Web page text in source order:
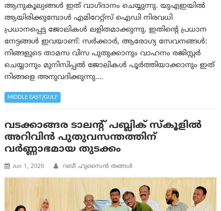
ആനുകൂല്യങ്ങൾ ഇത് വാഗ്ദാനം ചെയ്യുന്നു. യുഎഇയിൽ
ആയിരിക്കുമ്പോൾ എമിറേറ്റ്സ് ഐഡി നിരവധി
പ്രധാനപ്പെട്ട ജോലികൾ ലളിതമാക്കുന്നു. ഇതിന്റെ പ്രധാന
നേട്ടങ്ങൾ ഇവയാണ്: സർക്കാർ, ആരോഗ്യ സേവനങ്ങൾ:
നിങ്ങളുടെ താമസ വിസ പുതുക്കാനും വാഹനം രജിസ്റ്റർ
ചെയ്യാനും മുനിസിപ്പൽ ജോലികൾ പൂർത്തിയാക്കാനും ഇത്
നിങ്ങളെ അനുവദിക്കുന്നു.…
MIDDLE EAST/GULF
വടക്കാങ്ങര ടാലന്റ് പബ്ലിക് സ്കൂളിൽ
അറിവിൻ പുതുവസന്തത്തിന്
വർണ്ണാഭമായ തുടക്കം
Jun 1, 2026 റബീ ഹുസൈന്‍ തങ്ങള്‍